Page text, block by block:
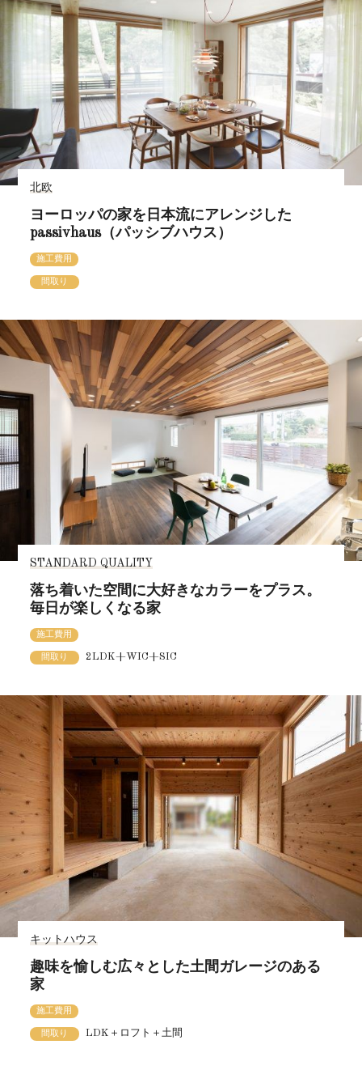
北欧
ヨーロッパの家を日本流にアレンジした
passivhaus（パッシブハウス）
施工費用
間取り
STANDARD QUALITY
落ち着いた空間に大好きなカラーをプラス。
毎日が楽しくなる家
施工費用
間取り 2LDK+WIC+SIC
キットハウス
趣味を愉しむ広々とした土間ガレージのある
家
施工費用
間取り LDK＋ロフト＋土間